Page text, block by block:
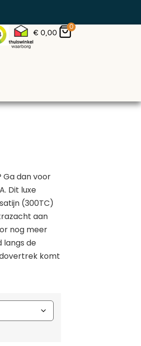
€ 0,00
0
dan voor
Dit luxe
(300TC)
aan
nog meer
langs de
komt